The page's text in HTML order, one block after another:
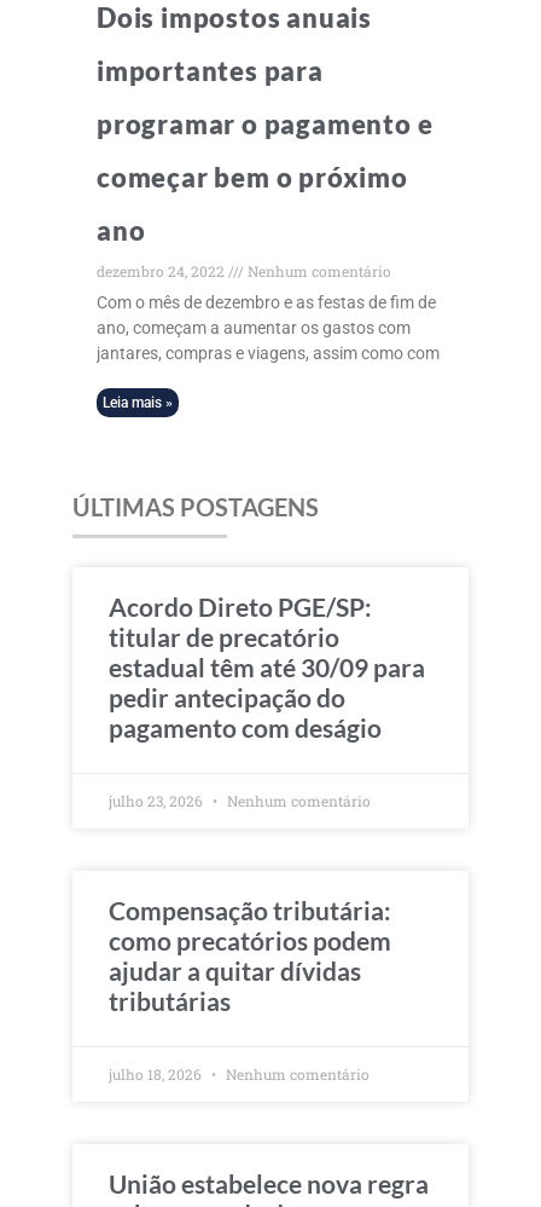
Dois impostos anuais
importantes para
programar o pagamento e
começar bem o próximo
ano
dezembro 24, 2022
Nenhum comentário
Com o mês de dezembro e as festas de fim de
ano, começam a aumentar os gastos com
jantares, compras e viagens, assim como com
Leia mais »
ÚLTIMAS POSTAGENS
Acordo Direto PGE/SP:
titular de precatório
estadual têm até 30/09 para
pedir antecipação do
pagamento com deságio
julho 23, 2026 Nenhum comentário
Compensação tributária:
como precatórios podem
ajudar a quitar dívidas
tributárias
julho 18, 2026 Nenhum comentário
União estabelece nova regra